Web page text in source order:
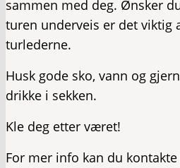
sammen med deg. Ønsker
turen underveis er det viktig
turlederne.
Husk gode sko, vann og
drikke i sekken.
Kle deg etter været!
For mer info kan du kontakte